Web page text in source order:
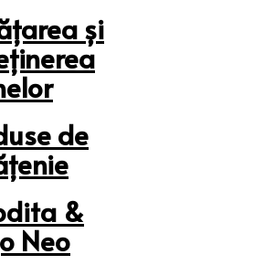
și
de
&
Neo